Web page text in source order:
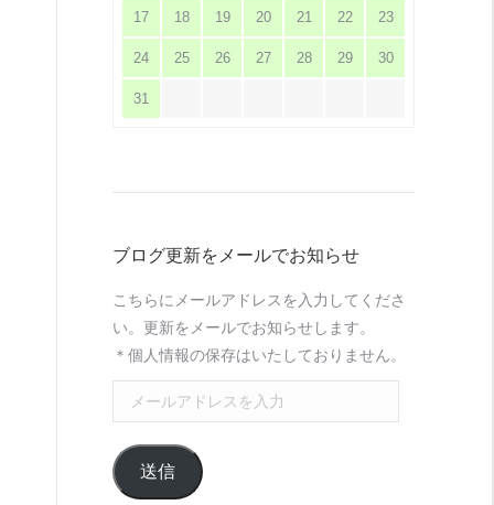
17 18 19 20 21 22 23
24 25 26 27 28 29 30
31
ブログ更新をメールでお知らせ
こちらにメールアドレスを入力してくださ
い。更新をメールでお知らせします。
＊個人情報の保存はいたしておりません。
ー
ル
ア
送信